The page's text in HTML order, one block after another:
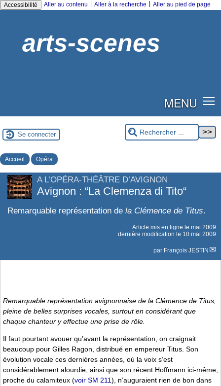
Accessibilité Aller au contenu Aller à la recherche Aller au pied de page
arts-scenes
MENU
Se connecter
Accueil Opéra
A L’OPÉRA-THÉÂTRE D’AVIGNON
Avignon : “La Clemenza di Tito“
Remarquable représentation de la Clémence de Titus.
Article mis en ligne le mai 2009
dernière modification le 10 mai 2009
par François JESTIN
Remarquable représentation avignonnaise de la Clémence de Titus
pleine de belles surprises vocales, surtout en considérant que
chaque chanteur y effectue une prise de rôle.
Il faut pourtant avouer qu’avant la représentation, on craignait
beaucoup pour Gilles Ragon, distribué en empereur Titus. Son
évolution vocale ces dernières années, où la voix s’est
considérablement alourdie, ainsi que son récent Hoffmann ici-même,
proche du calamiteux (voir SM 211), n’auguraient rien de bon dans